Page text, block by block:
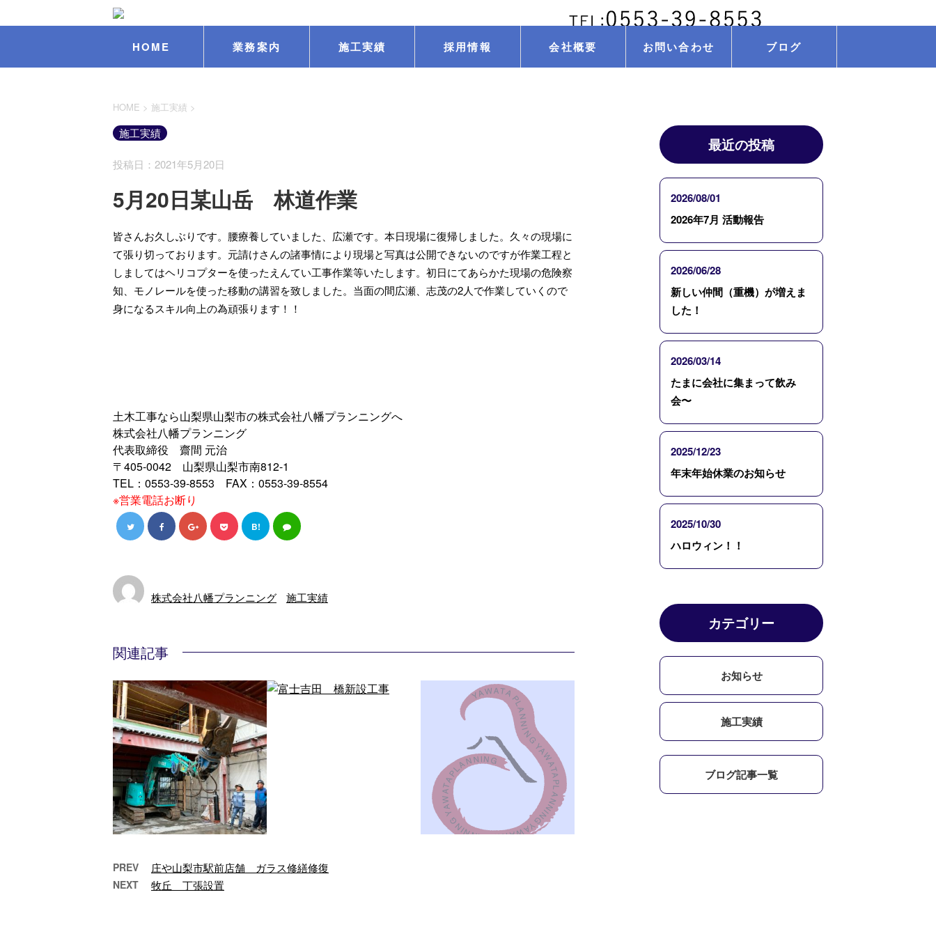
HOME 業務案内 施工実績 採用情報 会社概要 お問い合わせ ブログ
HOME > 施工実績 >
施工実績
投稿日：2021年5月20日
5月20日某山岳 林道作業
皆さんお久しぶりです。腰療養していました、広瀬です。本日現場に復帰しました。久々の現場に
て張り切っております。元請けさんの諸事情により現場と写真は公開できないのですが作業工程と
しましてはヘリコプターを使ったえんてい工事作業等いたします。初日にてあらかた現場の危険察
知、モノレールを使った移動の講習を致しました。当面の間広瀬、志茂の2人で作業していくので
身になるスキル向上の為頑張ります！！
土木工事なら山梨県山梨市の株式会社八幡プランニングへ
株式会社八幡プランニング
代表取締役 齋間 元治
〒405-0042 山梨県山梨市南812-1
TEL：0553-39-8553 FAX：0553-39-8554
※営業電話お断り
B!
株式会社八幡プランニング 施工実績
関連記事
PREV 庄や山梨市駅前店舗 ガラス修繕修復
NEXT 牧丘 丁張設置
最近の投稿
2026/08/01
2026年7月 活動報告
2026/06/28
新しい仲間（重機）が増えま
した！
2026/03/14
たまに会社に集まって飲み
会〜
2025/12/23
年末年始休業のお知らせ
2025/10/30
ハロウィン！！
カテゴリー
お知らせ
施工実績
ブログ記事一覧